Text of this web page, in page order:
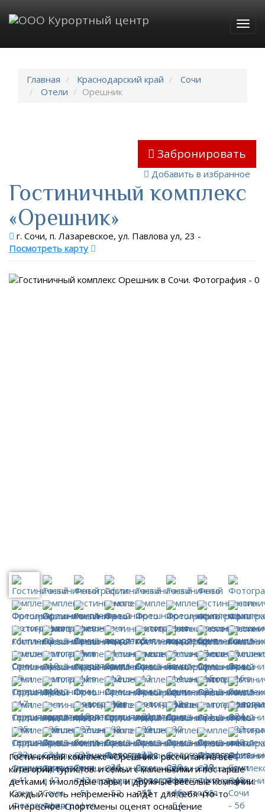
Главная Краснодарский край
Сочи
Отели
Орешник
Забронировать
Добавить в избранное
Гостиничный комплекс
«Орешник»
г. Сочи, п. Лазаревское, ул. Павлова ул, 23 -
Посмотреть карту
Гостиничный комплекс «Орешник» рассчитан на все
категории туристов: и семьи с маленькими и постарше
детками, и молодые пары, и дружные веселые компании.
Каждый гость непременно найдет для себя что-то
интересное. Спортсмены оценят оснащение